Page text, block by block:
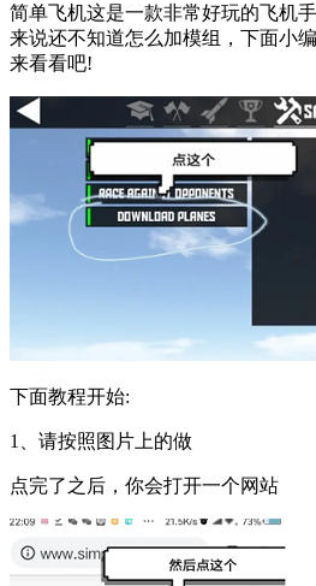
简单飞机这是一款非常好玩的飞机
来说还不知道怎么加模组，下面小
来看看吧!
下面教程开始:
1、请按照图片上的做
点完了之后，你会打开一个网站